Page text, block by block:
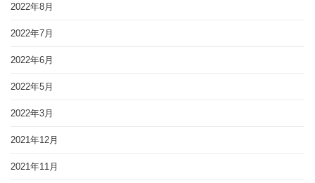
2022年8月
2022年7月
2022年6月
2022年5月
2022年3月
2021年12月
2021年11月